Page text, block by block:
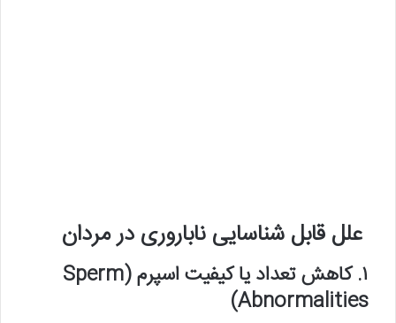
علل قابل شناسایی ناباروری در مردان
۱. کاهش تعداد یا کیفیت اسپرم (Sperm
Abnormalities)